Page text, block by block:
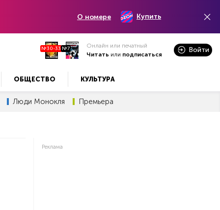
О номере Купить
№30-33 №7
Онлайн или печатный
Читать или подписаться
Войти
ОБЩЕСТВО КУЛЬТУРА
Люди Монокля Премьера
Реклама